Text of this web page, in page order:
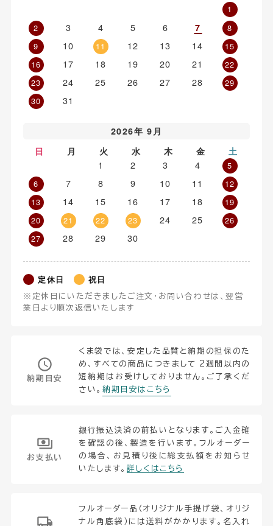
1
2
3 4 5 6 7
8
9
10 11 12 13 14
15
16
17 18 19 20 21
22
23
24 25 26 27 28
29
30
31
2026年 9月
日
月 火 水 木 金 土
1 2 3 4
5
6
7 8 9 10 11
12
13
14 15 16 17 18
19
20
21 22 23 24 25
26
27
28 29 30
定休日 祝日
※定休日にいただきましたご注文・お問い合わせは、翌営
業日より順次返信いたします
納期目安
くま袋では、安定した品質と納期の担保のた
め、すべての商品につきまして 2週間以内の
短納期はお受けしておりません。ご了承くだ
さい。納期目安はこちら
お支払い
銀行振込決済の前払いとなります。ご入金確
を確認の後、製造を行います。フルオーダー
の場合、お見積り後に総支払額をお知らせ
いたします。 詳しくはこちら
フルオーダー品（オリジナル手提げ袋、オリジ
ナル角底袋）には送料がかかります。名入れ